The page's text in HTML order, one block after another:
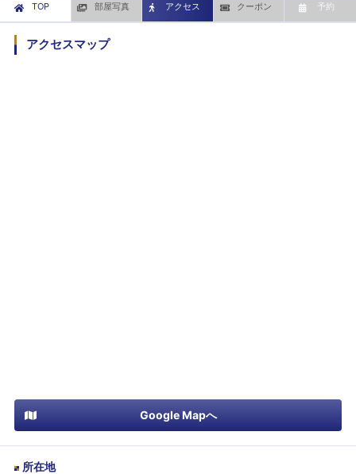
TOP 部屋写真 アクセス クーポン 予約
アクセスマップ
Google Mapへ
所在地